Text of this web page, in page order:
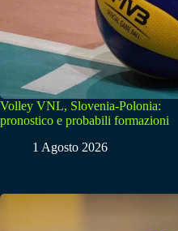
Volley VNL, Slovenia-Polonia:
pronostico e probabili formazioni
1 Agosto 2026